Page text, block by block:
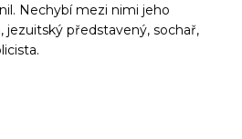
Nechybí mezi nimi jeho
jezuitský představený, sochař,